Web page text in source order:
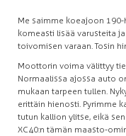
Me saimme koeajoon
komeasti lisää varusteita
toivomisen varaan. Tosin
Moottorin voima välittyy
Normaalissa ajossa auto
mukaan tarpeen tullen.
erittäin hienosti. Pyrimme
tutun kallion ylitse, eikä
XC40:n tämän maasto-